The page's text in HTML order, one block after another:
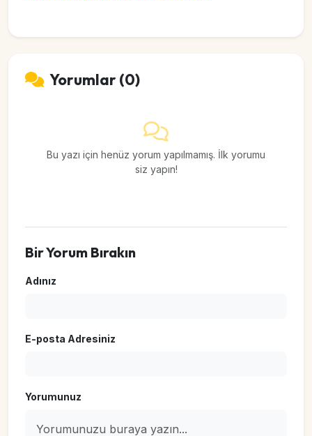
Yorumlar (0)
Bu yazı için henüz yorum yapılmamış. İlk yorumu
siz yapın!
Bir Yorum Bırakın
Adınız
E-posta Adresiniz
Yorumunuz